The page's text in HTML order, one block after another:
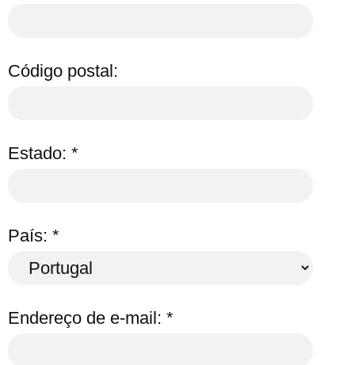
Código postal:
Estado: *
País: *
Endereço de e-mail: *